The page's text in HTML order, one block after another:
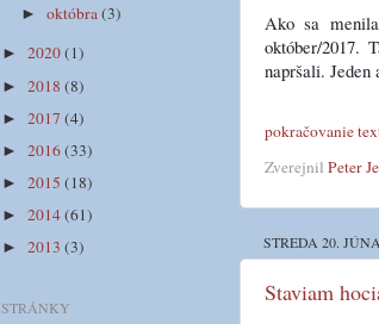
Ako sa
október/2017.
napršali. Jeden
pokračovanie
Zverejnil Peter
STREDA 20.
Staviam
►októbra(3)
► 2020(1)
► 2018 (8)
► 2017 (4)
► 2016(33)
► 2015 (18)
► 2014(61)
► 2013 (3)
STRÁNKY